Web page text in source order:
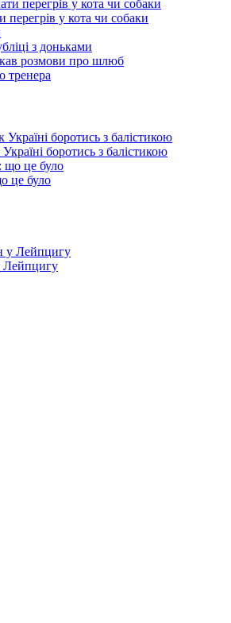
перегрів у кота чи собаки
з доньками
розмови про шлюб
тренера
боротись з балістикою
це було
Лейпцигу